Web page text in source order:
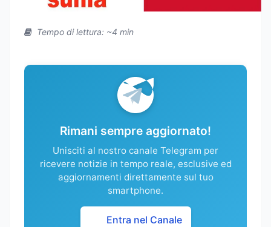
Tempo di lettura: ~4 min
Rimani sempre aggiornato!
Unisciti al nostro canale Telegram per
ricevere notizie in tempo reale, esclusive ed
aggiornamenti direttamente sul tuo
smartphone.
Entra nel Canale